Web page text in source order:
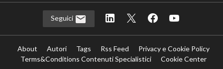
Seguici
About Autori Tags Rss Feed
Privacy e Cookie Policy
Terms&Conditions Contenuti Specialistici
Cookie Center